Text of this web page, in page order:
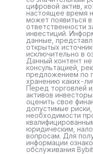
цифровой актив,
настоящее время
может появиться
ответственности
инвестиций.
данные,
открытых
исключительно в
Данный контент
консультацией,
предложением по
хранению каких-
Перед торговлей
активов
оценить свое
допустимые
необходимости
юридическим,
вопросам. Для
информации
обслуживания